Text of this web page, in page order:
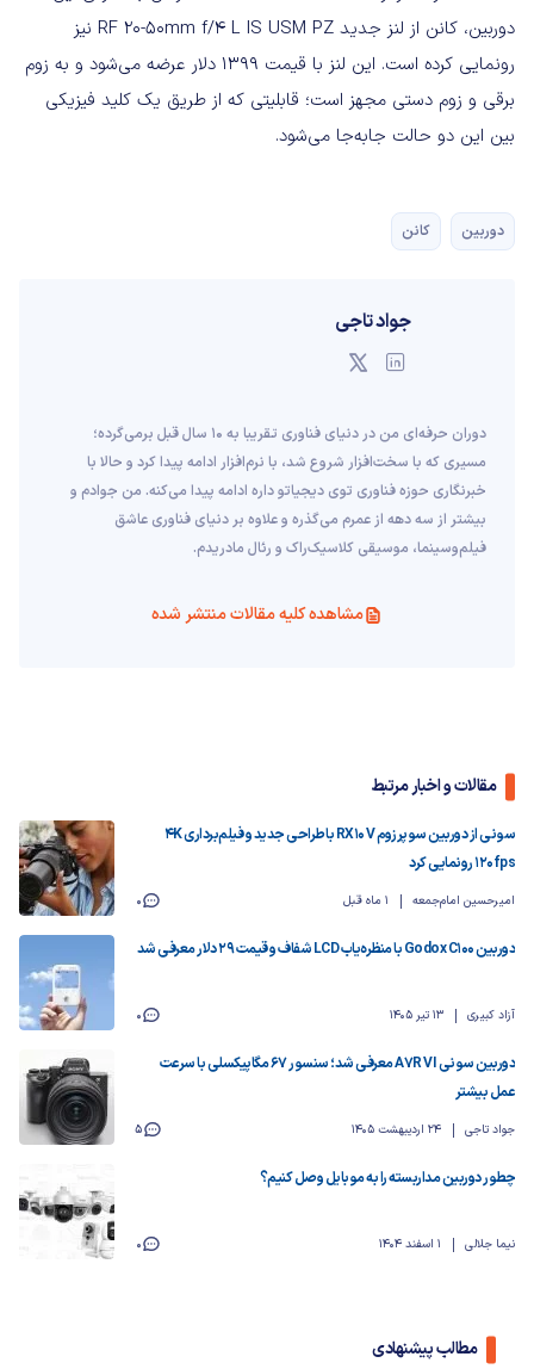
دوربین، کانن از لنز جدید RF 20-50mm f/4 L IS USM PZ نیز
رونمایی کرده است. این لنز با قیمت ۱۳۹۹ دلار عرضه می‌شود و به زوم
برقی و زوم دستی مجهز است؛ قابلیتی که از طریق یک کلید فیزیکی
بین این دو حالت جابه‌جا می‌شود.
دوربین کانن
جواد تاجی
دوران حرفه‌ای من در دنیای فناوری تقریبا به ۱۰ سال قبل برمی‌گرده؛
مسیری که با سخت‌افزار شروع شد، با نرم‌افزار ادامه پیدا کرد و حالا با
خبرنگاری حوزه فناوری توی دیجیاتو داره ادامه پیدا می‌کنه. من جوادم و
بیشتر از سه دهه از عمرم می‌گذره و علاوه بر دنیای فناوری عاشق
فیلم‌و‌سینما، موسیقی کلاسیک‌راک و رئال مادریدم.
مشاهده کلیه مقالات منتشر شده
مقالات و اخبار مرتبط
سونی از دوربین سوپرزوم RX10 V با طراحی جدید و فیلم‌برداری 4K
120fps رونمایی کرد
امیرحسین امام‌جمعه 1 ماه قبل 0
دوربین Godox C100 با منظره‌یاب LCD شفاف و قیمت ۲۹ دلار معرفی شد
آزاد کبیری 13 تیر 1405 0
دوربین سونی A7R VI معرفی شد؛ سنسور ۶۷ مگاپیکسلی با سرعت
عمل بیشتر
جواد تاجی 24 اردیبهشت 1405 5
چطور دوربین مداربسته را به موبایل وصل کنیم؟
نیما جلالی 1 اسفند 1404 0
مطالب پیشنهادی